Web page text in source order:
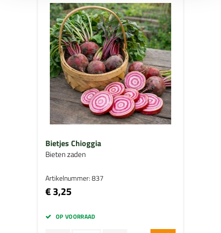
Bietjes Chioggia
Bieten zaden
Artikelnummer: 837
€ 3,25
OP VOORRAAD